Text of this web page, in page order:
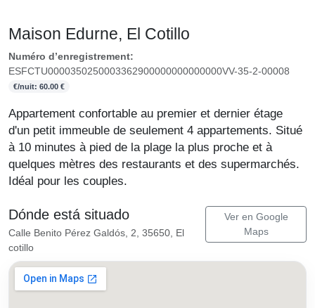
Maison Edurne, El Cotillo
Numéro d’enregistrement:
ESFCTU0000350250003362900000000000000VV-35-2-00008
€/nuit: 60.00 €
Appartement confortable au premier et dernier étage
d'un petit immeuble de seulement 4 appartements. Situé
à 10 minutes à pied de la plage la plus proche et à
quelques mètres des restaurants et des supermarchés.
Idéal pour les couples.
Dónde está situado
Calle Benito Pérez Galdós, 2, 35650, El
cotillo
Ver en Google
Maps